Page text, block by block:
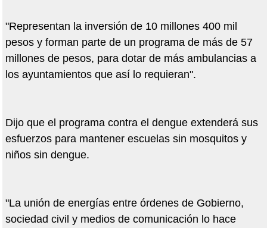
"Representan la inversión de 10 millones 400 mil
pesos y forman parte de un programa de más de 57
millones de pesos, para dotar de más ambulancias a
los ayuntamientos que así lo requieran".
Dijo que el programa contra el dengue extenderá sus
esfuerzos para mantener escuelas sin mosquitos y
niños sin dengue.
"La unión de energías entre órdenes de Gobierno,
sociedad civil y medios de comunicación lo hace